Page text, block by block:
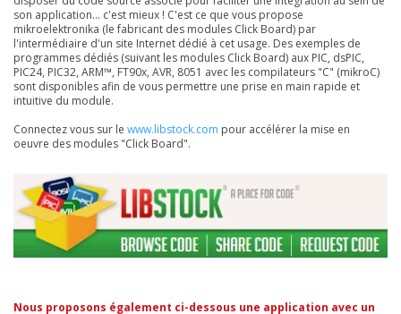
son application... c'est mieux ! C'est ce que vous propose
mikroelektronika (le fabricant des modules Click Board) par
l'intermédiaire d'un site Internet dédié à cet usage. Des exemples de
programmes dédiés (suivant les modules Click Board) aux PIC, dsPIC,
PIC24, PIC32, ARM™, FT90x, AVR, 8051 avec les compilateurs "C" (mikroC)
sont disponibles afin de vous permettre une prise en main rapide et
intuitive du module.
Connectez vous sur le www.libstock.com pour accélérer la mise en
oeuvre des modules "Click Board".
Nous proposons également ci-dessous une application avec un